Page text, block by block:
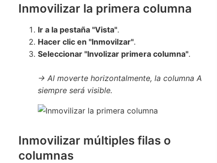
Inmovilizar la primera columna
Ir a la pestaña "Vista".
Hacer clic en "Inmovilzar".
Seleccionar "Involizar primera columna".
→ Al moverte horizontalmente, la columna A
siempre será visible.
Inmovilizar múltiples filas o
columnas